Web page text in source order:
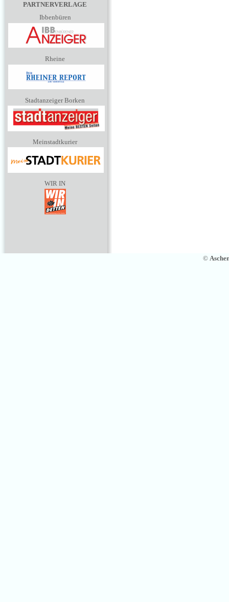
PARTNERVERLAGE
Ibbenbüren
Rheine
Stadtanzeiger Borken
Meinstadtkurier
WIR IN
©